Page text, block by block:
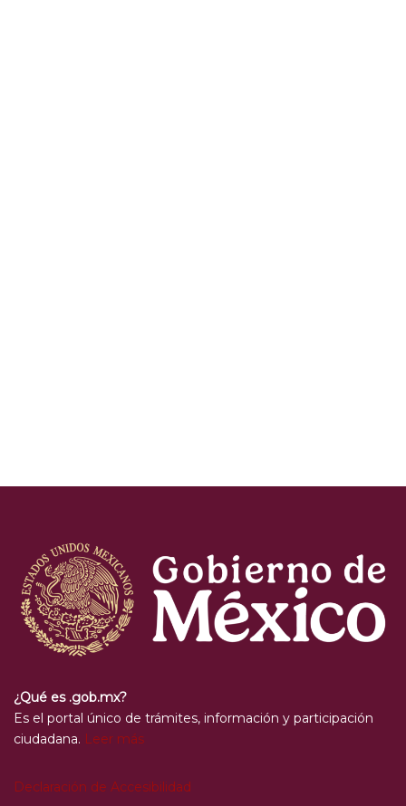
¿Qué es .gob.mx?
Es el portal único de trámites, información y participación
ciudadana. Leer más
Declaración de Accesibilidad